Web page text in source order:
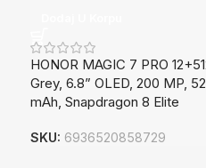
HONOR MAGIC 7 PRO
Grey, 6.8” OLED, 200 MP,
mAh, Snapdragon 8 Elite
SKU: 6936520858729